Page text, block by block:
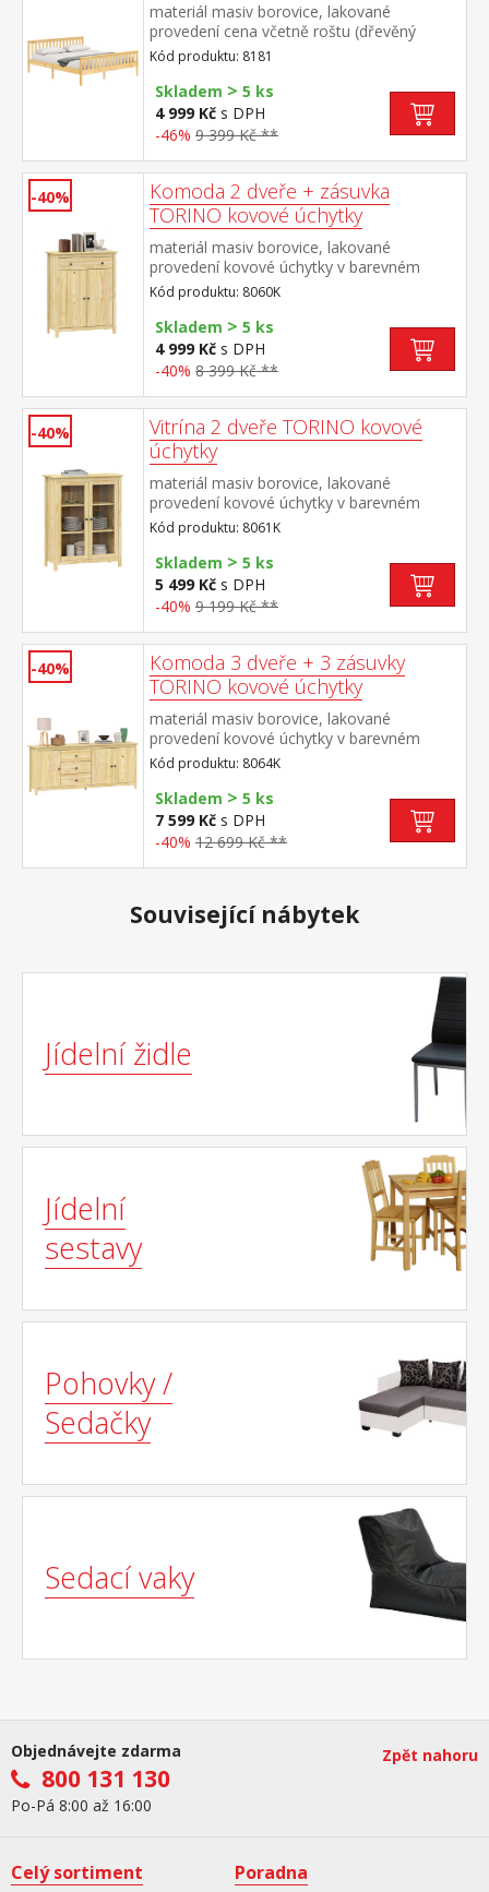
materiál masiv borovice, lakované
provedení cena včetně roštu (dřevěný
laťkový) bez matrace doporučený rozměr
matrace 180 × 200 cm nebo 2 kusy 90 ×
200 cm
Kód produktu: 8181
Skladem > 5 ks
4 999 Kč s DPH
-46% 9 399 Kč **
-40%
Komoda 2 dveře + zásuvka
TORINO kovové úchytky
materiál masiv borovice, lakované
provedení kovové úchytky v barevném
provedení černěná mosaz 1 zásuvka s
kovovými pojezdy, 2 dveře, 1
police maximální nosnosti uvedeny v
návodu k montáži
Kód produktu: 8060K
Skladem > 5 ks
4 999 Kč s DPH
-40% 8 399 Kč **
-40%
Vitrína 2 dveře TORINO kovové
úchytky
materiál masiv borovice, lakované
provedení kovové úchytky v barevném
provedení černěná mosaz 2 prosklené
dveře, 2 police maximální nosnosti uvedeny
v návodu k montáži
Kód produktu: 8061K
Skladem > 5 ks
5 499 Kč s DPH
-40% 9 199 Kč **
-40%
Komoda 3 dveře + 3 zásuvky
TORINO kovové úchytky
materiál masiv borovice, lakované
provedení kovové úchytky v barevném
provedení černěná mosaz 3 zásuvky s
kovovými pojezdy, 3 plné dveře, 2
police maximální nosnosti uvedeny v
návodu k montáži
Kód produktu: 8064K
Skladem > 5 ks
7 599 Kč s DPH
-40% 12 699 Kč **
Související nábytek
Jídelní židle
Jídelní
sestavy
Pohovky /
Sedačky
Sedací vaky
Objednávejte zdarma
800 131 130
Po-Pá 8:00 až 16:00
Zpět nahoru
Celý sortiment Poradna